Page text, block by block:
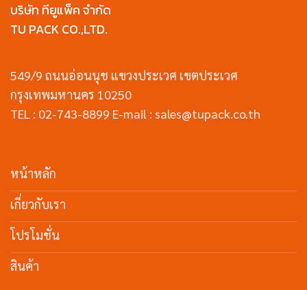
บริษัท ทียูแพ็ค จำกัด
TU PACK CO.,LTD.
549/9 ถนนอ่อนนุช แขวงประเวศ เขตประเวศ
กรุงเทพมหานคร 10250
TEL : 02-743-8899 E-mail : sales@tupack.co.th
หน้าหลัก
เกี่ยวกับเรา
โปรโมชั่น
สินค้า